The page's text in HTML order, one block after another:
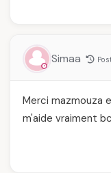
Simaa
Merci mazmouza
m'aide vraiment